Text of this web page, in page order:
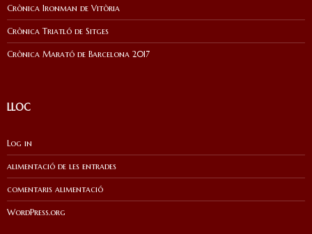
Crònica Ironman de Vitòria
Crònica Triatló de Sitges
Crònica Marató de Barcelona 2017
LLOC
Log in
alimentació de les entrades
comentaris alimentació
WordPress.org